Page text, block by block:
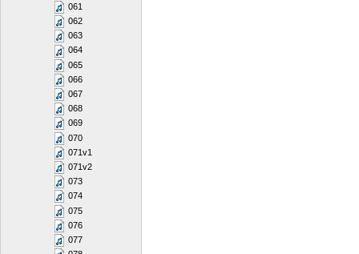
061
062
063
064
065
066
067
068
069
070
071v1
071v2
073
074
075
076
077